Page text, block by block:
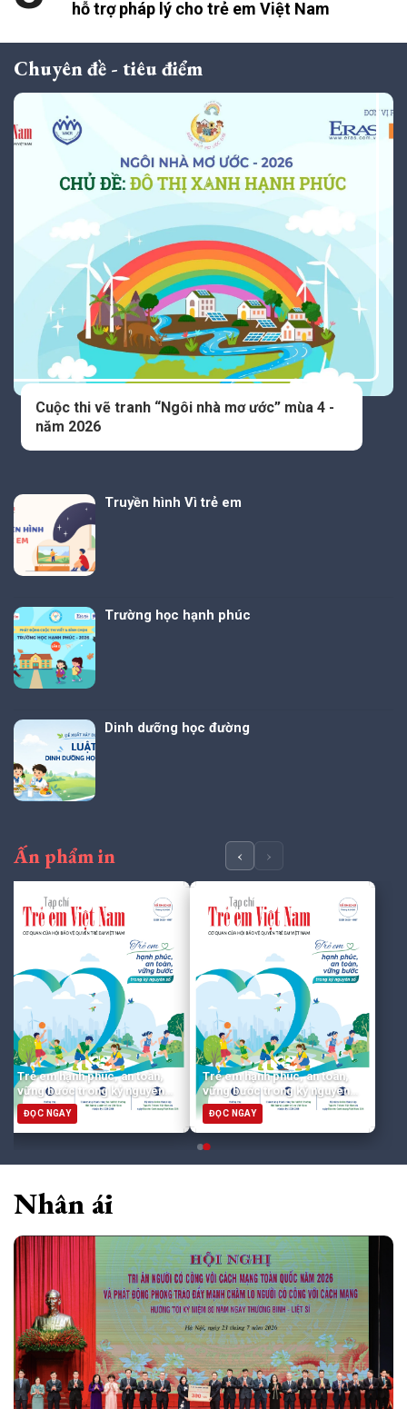
hỗ trợ pháp lý cho trẻ em Việt Nam
Chuyên đề - tiêu điểm
Cuộc thi vẽ tranh “Ngôi nhà mơ ước” mùa 4 -
năm 2026
Truyền hình Vì trẻ em
Trường học hạnh phúc
Dinh dưỡng học đường
Ấn phẩm in ‹ ›
Trẻ em hạnh phúc, an toàn,
vững bước trong kỷ nguyên
số
ĐỌC NGAY
Trẻ em hạnh phúc, an toàn,
vững bước trong kỷ nguyên
số
ĐỌC NGAY
Nhân ái